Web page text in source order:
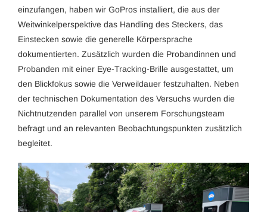
einzufangen, haben wir GoPros installiert, die aus der
Weitwinkelperspektive das Handling des Steckers, das
Einstecken sowie die generelle Körpersprache
dokumentierten. Zusätzlich wurden die Probandinnen und
Probanden mit einer Eye-Tracking-Brille ausgestattet, um
den Blickfokus sowie die Verweildauer festzuhalten. Neben
der technischen Dokumentation des Versuchs wurden die
Nichtnutzenden parallel von unserem Forschungsteam
befragt und an relevanten Beobachtungspunkten zusätzlich
begleitet.